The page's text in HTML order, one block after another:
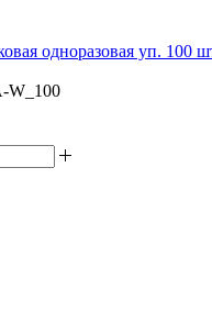
одноразовая уп. 100
W_100